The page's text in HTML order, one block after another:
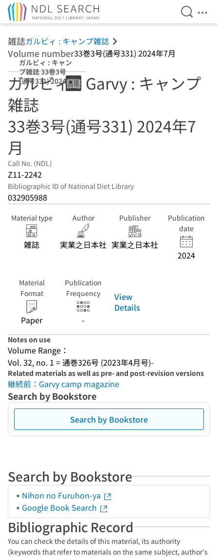
Open
雑誌ガルビィ : キャンプ雑誌
Volume number33巻3号(通号331) 2024年7月
ガルビィ : キャン
プ雑誌 33巻3号
(通号331) 2024年
7月
ガルビィ = Garvy : キャンプ
雑誌
33巻3号(通号331) 2024年7
月
Call No. (NDL)
Z11-2242
Bibliographic ID of National Diet Library
032905988
Material type
雑誌
Author
実業之日本社
Publisher
実業之日本社
Publication
date
2024
Material
Format
Paper
Publication
Frequency
-
View
Details
Notes on use
Volume Range：
Vol. 32, no. 1 = 通巻326号 (2023年4月号)-
Related materials as well as pre- and post-revision versions
継続前：Garvy camp magazine
Search by Bookstore
Search by Bookstore
Search by Bookstore
Nihon no Furuhon-ya
Google Book Search
Bibliographic Record
You can check the details of this material, its authority
(keywords that refer to materials on the same subject, author's